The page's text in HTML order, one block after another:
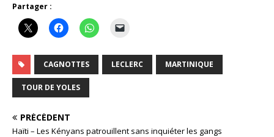
Partager :
CAGNOTTES LECLERC MARTINIQUE
TOUR DE YOLES
PRÉCÉDENT
Haïti – Les Kényans patrouillent sans inquiéter les gangs